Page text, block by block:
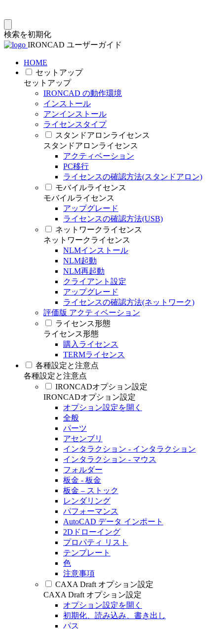
検索を初期化
IRONCAD ユーザーガイド
HOME
セットアップ
セットアップ
IRONCAD の動作環境
インストール
アンインストール
ライセンスタイプ
スタンドアロンライセンス
スタンドアロンライセンス
アクティベーション
PC移行
ライセンスの確認方法(スタンドアロン)
モバイルライセンス
モバイルライセンス
アップグレード
ライセンスの確認方法(USB)
ネットワークライセンス
ネットワークライセンス
NLMインストール
NLM起動
NLM再起動
クライアント設定
アップグレード
ライセンスの確認方法(ネットワーク)
評価版 アクティベーション
ライセンス形態
ライセンス形態
購入ライセンス
TERMライセンス
各種設定と注意点
各種設定と注意点
IRONCADオプション設定
IRONCADオプション設定
オプション設定を開く
全般
パーツ
アセンブリ
インタラクション - インタラクション
インタラクション - マウス
フォルダー
板金 - 板金
板金 – ストック
レンダリング
パフォーマンス
AutoCAD データ インポート
2Dドローイング
プロパティ リスト
テンプレート
色
注意事項
CAXA Draft オプション設定
CAXA Draft オプション設定
オプション設定を開く
初期化、読み込み、書き出し
パス